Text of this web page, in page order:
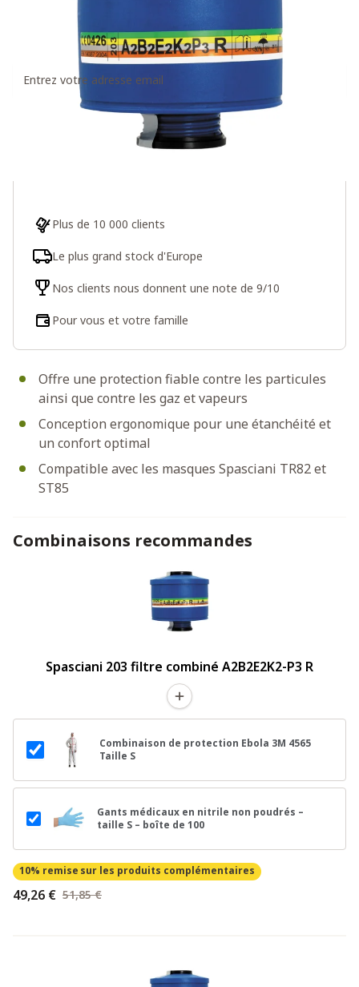
Recevez un message dès que ce produit est à
nouveau disponible
Offre une protection fiable contre les particules
ainsi que contre les gaz et vapeurs
Conception ergonomique pour une étanchéité et
un confort optimal
Compatible avec les masques Spasciani TR82 et
ST85
Plus de 10 000 clients
Le plus grand stock d'Europe
Nos clients nous donnent une note de 9/10
Pour vous et votre famille
Combinaisons recommandes
Spasciani 203 filtre combiné A2B2E2K2-P3 R
Combinaison de protection Ebola 3M 4565
Taille S
Gants médicaux en nitrile non poudrés –
taille S – boîte de 100
10% remise sur les produits complémentaires
49,26 € 51,85 €